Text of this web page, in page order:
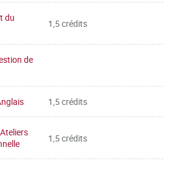
du
1,5 crédits
de
1,5 crédits
1,5 crédits